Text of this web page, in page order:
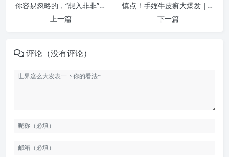
你容易忽略的，“想入非非”同样在消耗你的肾气和精元 | 纵欲危害
上一篇
慎点！手婬牛皮癣大爆发 | 纵欲危害
下一篇
评论（没有评论）